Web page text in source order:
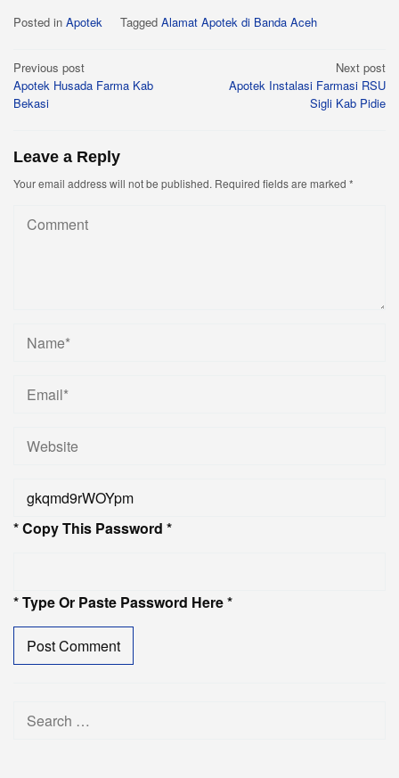
Posted in Apotek Tagged Alamat Apotek di Banda Aceh
Post
navigation
Previous post
Apotek Husada Farma Kab
Bekasi
Next post
Apotek Instalasi Farmasi RSU
Sigli Kab Pidie
Leave a Reply
Your email address will not be published. Required fields are marked *
* Copy This Password *
* Type Or Paste Password Here *
Search